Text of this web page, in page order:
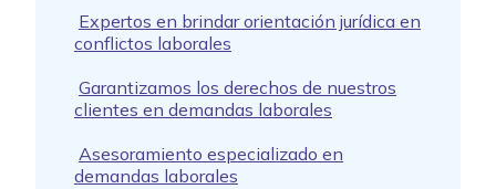
Expertos en brindar orientación jurídica en
conflictos laborales
Garantizamos los derechos de nuestros
clientes en demandas laborales
Asesoramiento especializado en
demandas laborales